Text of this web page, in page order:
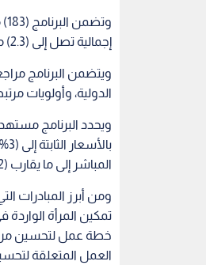
إجمالية تصل إلى (2.3) مليار دينار حتى نهاية عام 2025م، منها (670) مليون دينار خلال عام 2023م.
الدولية، وأولويات
المباشر إلى ما يقارب (1092) مليون دينار.
ومن أبرز المبادرات
تمكين المرأة الواردة
خطة عمل لتحسين
العمل المتعلقة